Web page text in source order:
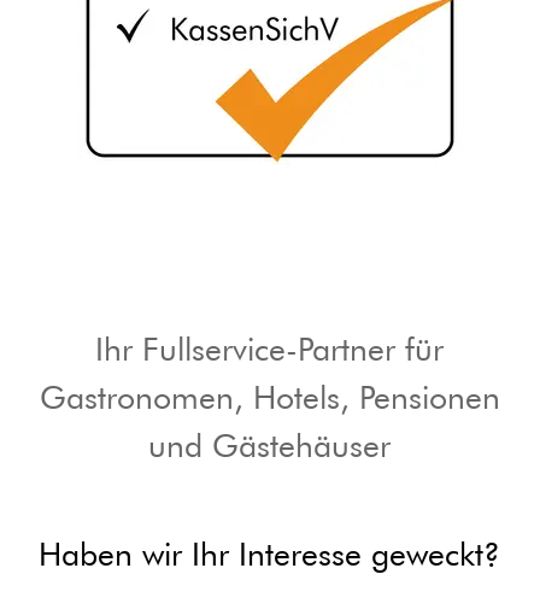
Ihr Fullservice-Partner für
Gastronomen, Hotels, Pensionen
und Gästehäuser
Haben wir Ihr Interesse geweckt?